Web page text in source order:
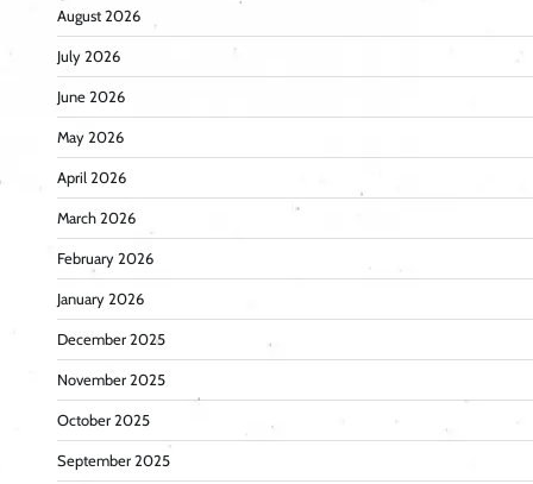
August 2026
July 2026
June 2026
May 2026
April 2026
March 2026
February 2026
January 2026
December 2025
November 2025
October 2025
September 2025